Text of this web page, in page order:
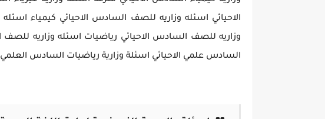
الاحيائي اسئله وزاريه للصف السادس الاحيائي كيمياء
وزاريه للصف السادس الاحيائي رياضيات اسئله وزاريه
السادس علمي الاحيائي اسئلة وزارية رياضيات السادس العلمي